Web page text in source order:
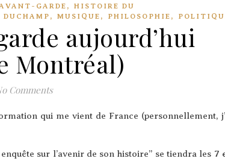
GARDE , HISTOIRE DU
DUCHAMP , MUSIQUE , PHILOSOPHIE ,
aujourd’hui
Montréal)
Comments
qui me vient de France (per­son­nel­le­ment,
sur l’a­ve­nir de son his­toire” se tien­dra les 7